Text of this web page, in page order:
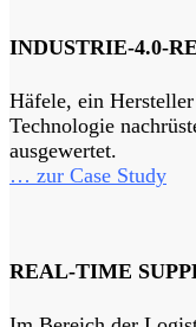
INDUSTRIE-4.0-
Häfele, ein
Technologie
ausgewertet.
… zur Case Study
REAL-TIME